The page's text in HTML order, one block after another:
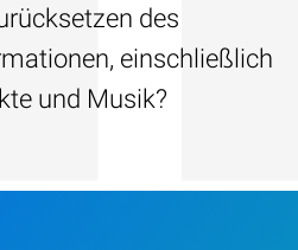
des
einschließlich
und Musik?